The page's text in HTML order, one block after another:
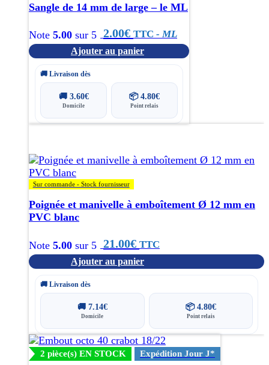
Sangle de 14 mm de large – le ML
Note 5.00 sur 5 2.00€ TTC - ML
Ajouter au panier
🚚 Livraison dès
🚚 3.60€
Domicile
📦 4.80€
Point relais
Sur commande - Stock fournisseur
Poignée et manivelle à emboîtement Ø 12 mm en
PVC blanc
Note 5.00 sur 5 21.00€ TTC
Ajouter au panier
🚚 Livraison dès
🚚 7.14€
Domicile
📦 4.80€
Point relais
2 pièce(s) EN STOCK Expédition Jour J*